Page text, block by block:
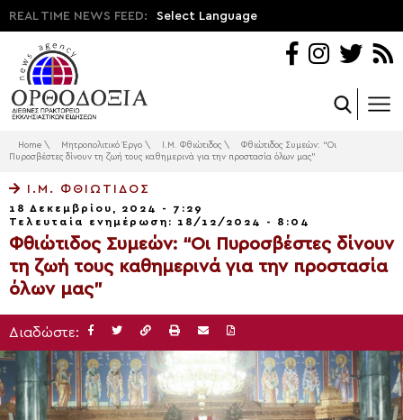
REAL TIME NEWS FEED: Select Language
Home \ Μητροπολιτικό Έργο \ Ι.Μ. Φθιώτιδος \
Φθιώτιδος Συμεών: “Οι
Πυροσβέστες δίνουν τη ζωή τους καθημερινά για την προστασία όλων μας”
Ι.Μ. ΦΘΙΏΤΙΔΟΣ
18 Δεκεμβρίου, 2024 - 7:29
Τελευταία ενημέρωση: 18/12/2024 - 8:04
Φθιώτιδος Συμεών: “Οι Πυροσβέστες δίνουν
τη ζωή τους καθημερινά για την προστασία
όλων μας”
Διαδώστε: